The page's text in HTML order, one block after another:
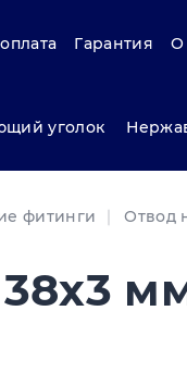
Гарантия О
уголок
фитинги Отвод